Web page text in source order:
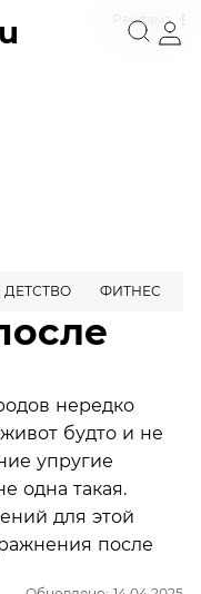
Реклама
ФИТНЕС
нередко
будто и не
упругие
одна такая.
для этой
после